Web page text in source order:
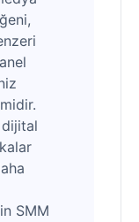
SMM